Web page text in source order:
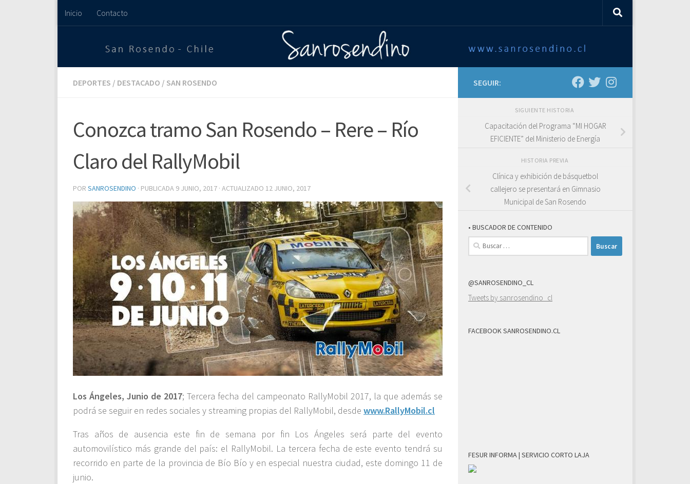
Saltar al contenido
Inicio Contacto
DEPORTES / DESTACADO / SAN ROSENDO
Conozca tramo San Rosendo – Rere – Río
Claro del RallyMobil
POR SANROSENDINO · PUBLICADA 9 JUNIO, 2017 · ACTUALIZADO 12 JUNIO, 2017
Los Ángeles, Junio de 2017;Tercera fecha del campeonato RallyMobil 2017, la que además se
podrá se seguir en redes sociales y streaming propias del RallyMobil, desde www.RallyMobil.cl
Tras años de ausencia este fin de semana por fin Los Ángeles será parte del evento
automovilístico más grande del país: el RallyMobil. La tercera fecha de este evento tendrá su
recorrido en parte de la provincia de Bío Bío y en especial nuestra ciudad, este domingo 11 de
junio.
SEGUIR:
SIGUIENTE HISTORIA
Capacitación del Programa “MI HOGAR
EFICIENTE” del Ministerio de Energía
HISTORIA PREVIA
Clínica y exhibición de básquetbol
callejero se presentará en Gimnasio
Municipal de San Rosendo
• BUSCADOR DE CONTENIDO
Buscar:
@SANROSENDINO_CL
Tweets by sanrosendino_cl
FACEBOOK SANROSENDINO.CL
FESUR INFORMA | SERVICIO CORTO LAJA